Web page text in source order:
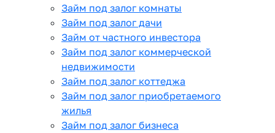
Займ под залог комнаты
Займ под залог дачи
Займ от частного инвестора
Займ под залог коммерческой
недвижимости
Займ под залог коттеджа
Займ под залог приобретаемого
жилья
Займ под залог бизнеса